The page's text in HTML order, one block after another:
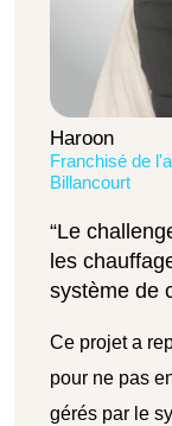
Haroon
Franchisé de
Billancourt
“Le
les
système de
Ce projet a
pour ne pas
gérés par le